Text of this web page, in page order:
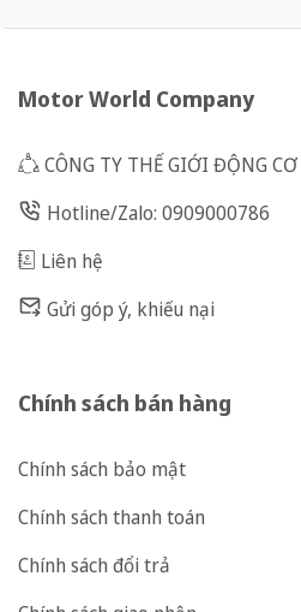
Motor World Company
CÔNG TY THẾ GIỚI ĐỘNG CƠ
Hotline/Zalo: 0909000786
Liên hệ
Gửi góp ý, khiếu nại
Chính sách bán hàng
Chính sách bảo mật
Chính sách thanh toán
Chính sách đổi trả